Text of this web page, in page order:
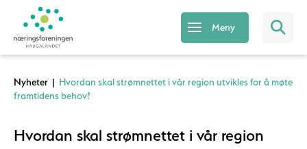
Meny
Nyheter | Hvordan skal strømnettet i vår region utvikles for å møte
framtidens behov?
Hvordan skal strømnettet i vår region